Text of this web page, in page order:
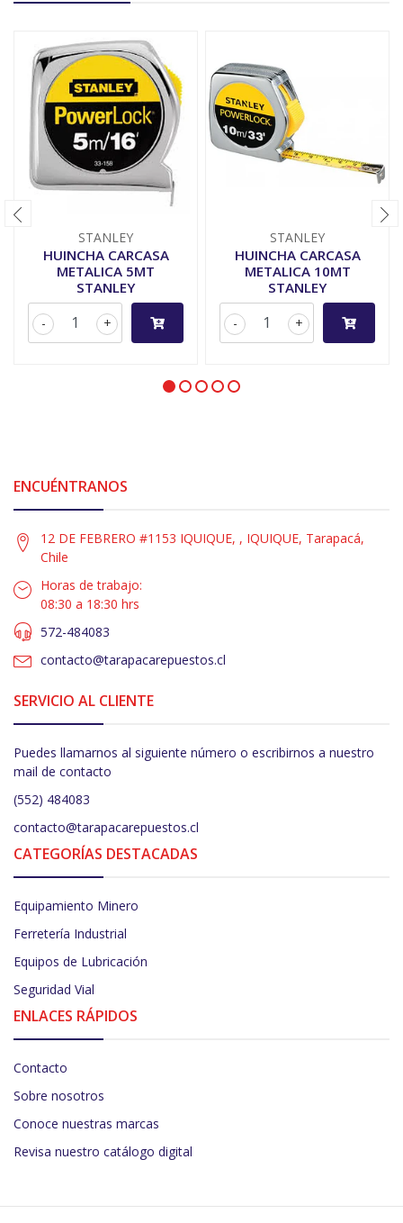
STANLEY
HUINCHA CARCASA
METALICA 5MT
STANLEY
+
-
STANLEY
HUINCHA CARCASA
METALICA 10MT
STANLEY
+
-
ENCUÉNTRANOS
12 DE FEBRERO #1153 IQUIQUE, , IQUIQUE, Tarapacá,
Chile
Horas de trabajo:
08:30 a 18:30 hrs
572-484083
contacto@tarapacarepuestos.cl
SERVICIO AL CLIENTE
Puedes llamarnos al siguiente número o escribirnos a nuestro
mail de contacto
(552) 484083
contacto@tarapacarepuestos.cl
CATEGORÍAS DESTACADAS
Equipamiento Minero
Ferretería Industrial
Equipos de Lubricación
Seguridad Vial
ENLACES RÁPIDOS
Contacto
Sobre nosotros
Conoce nuestras marcas
Revisa nuestro catálogo digital